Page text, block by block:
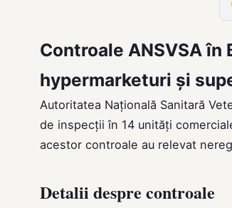
Controale ANSVSA
hypermarketuri și
Autoritatea Națională Sanitară
de inspecții în 14 unități
acestor controale au relevat
Detalii despre controale